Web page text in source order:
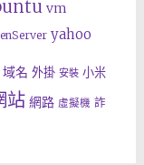
vm
yahoo
域名 外掛 安裝 小米
站 網路 虛擬機 詐